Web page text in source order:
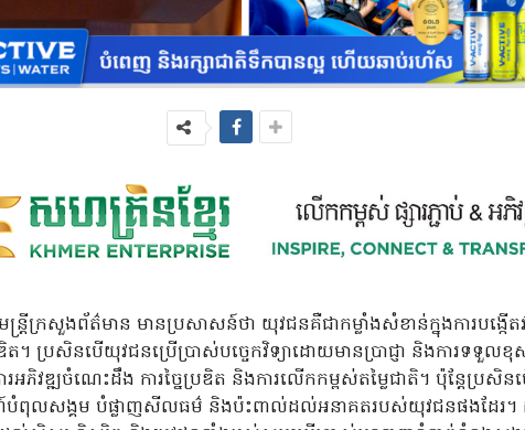
ឋមន្ត្រីក្រសួងព័ត៌មាន មានប្រសាសន៍ថា យុវជនគឺជាកម្លាំងសំខាន់ក្នុងការបង្
។ ប្រសិនបើយុវជនប្រើប្រាស់បច្ចេកវិទ្យាដោយមានប្រាជ្ញា និងការទទួល
អភិវឌ្ឍចំណេះដឹង ការច្នៃប្រឌិត និងការលើកកម្ពស់តម្លៃជាតិ។ ប៉ុន្តែប្រសិ
បំពុលសង្គម បំផ្លាញសីលធម៌ និងប៉ះពាល់ដល់អនាគតរបស់យុវជនផងដែរ។ ដូ